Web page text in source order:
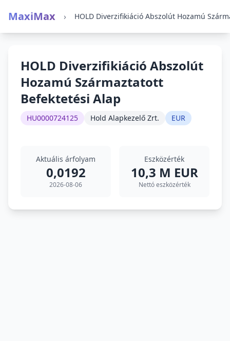
MaxiMax ›
HOLD Diverzifikiáció Abszolút
Hozamú Származtatott
Befektetési Alap
HU0000724125 Hold Alapkezelő Zrt. EUR
Aktuális árfolyam
0,0192
2026-08-06
Eszközérték
10,3 M EUR
Nettó eszközérték